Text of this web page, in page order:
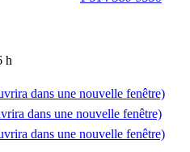
h
dans une nouvelle fenêtre)
dans une nouvelle fenêtre)
dans une nouvelle fenêtre)